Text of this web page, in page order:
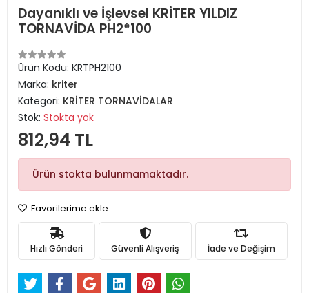
Dayanıklı ve İşlevsel KRİTER YILDIZ
TORNAVİDA PH2*100
Ürün Kodu: KRTPH2100
Marka: kriter
Kategori: KRİTER TORNAVİDALAR
Stok: Stokta yok
812,94 TL
Ürün stokta bulunmamaktadır.
Favorilerime ekle
Hızlı Gönderi Güvenli Alışveriş İade ve Değişim